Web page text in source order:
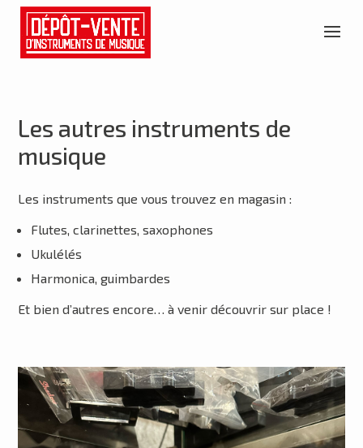
Les autres instruments de
musique
Les instruments que vous trouvez en magasin :
Flutes, clarinettes, saxophones
Ukulélés
Harmonica, guimbardes
Et bien d’autres encore… à venir découvrir sur place !